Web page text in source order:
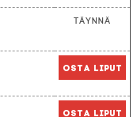
Täynnä
Osta liput
Osta liput